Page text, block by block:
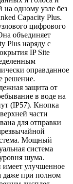
на одному узле без
Capacity Plus.
цифрового
объединяет
Plus наряду с
IP Site
оправданное
решение.
защита от
в воде на
(IP57). Кнопка
части
для отправки
Мощный
система
шума.
улучшенное
даже при полном